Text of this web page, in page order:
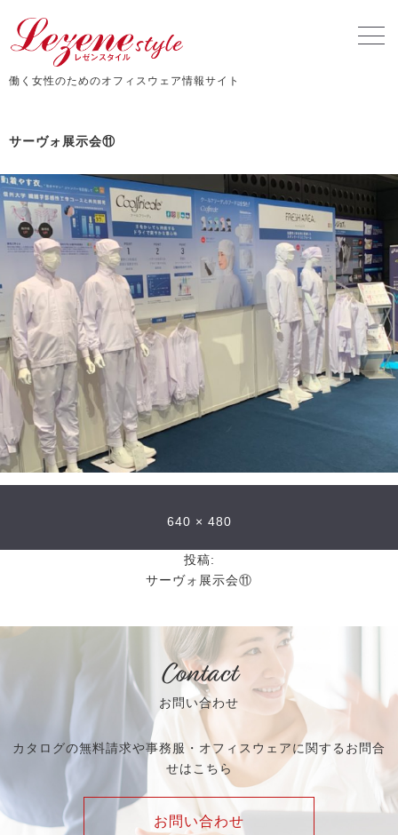
働く女性のためのオフィスウェア情報サイト
サーヴォ展示会⑪
640 × 480
投稿:
サーヴォ展示会⑪
Contact
お問い合わせ
カタログの無料請求や事務服・オフィスウェアに関するお問合
せはこちら
お問い合わせ